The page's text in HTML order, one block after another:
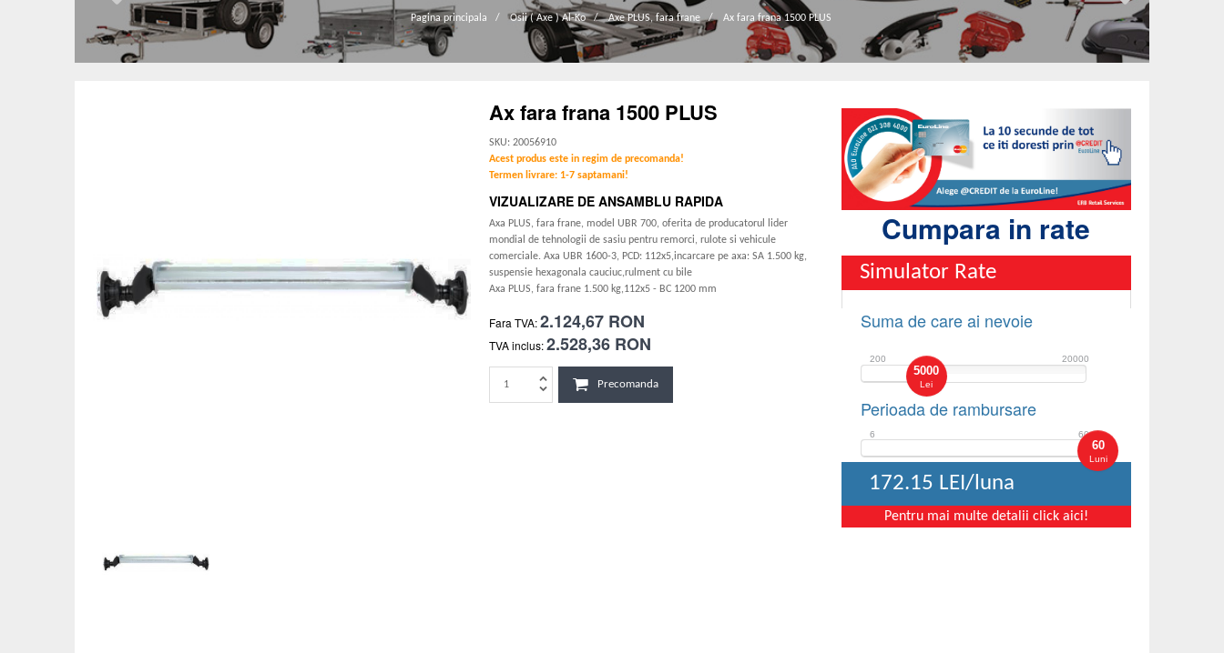
Pagina principala / Osii ( Axe ) Al-Ko / Axe PLUS, fara frane / Ax fara frana 1500 PLUS
Ax fara frana 1500 PLUS
SKU: 20056910
Acest produs este in regim de precomanda!
Termen livrare: 1-7 saptamani!
VIZUALIZARE DE ANSAMBLU RAPIDA
Axa PLUS, fara frane, model UBR 700, oferita de producatorul lider
mondial de tehnologii de sasiu pentru remorci, rulote si vehicule
comerciale. Axa UBR 1600-3, PCD: 112x5,incarcare pe axa: SA 1.500 kg,
suspensie hexagonala cauciuc,rulment cu bile
Axa PLUS, fara frane 1.500 kg,112x5 - BC 1200 mm
Fara TVA:2.124,67 RON
TVA inclus:2.528,36 RON
Precomanda
Cumpara in rate
Simulator Rate
Suma de care ai nevoie
5000
Lei
200 20000
Perioada de rambursare
60
Luni
6 60
172.15 LEI/luna
Pentru mai multe detalii click aici!